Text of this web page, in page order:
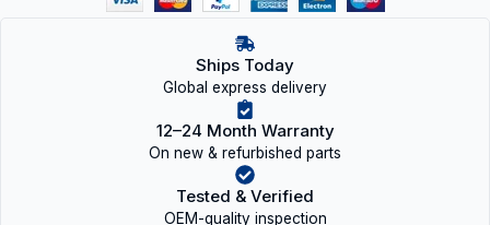
Ships Today
Global express delivery
12–24 Month Warranty
On new & refurbished parts
Tested & Verified
OEM-quality inspection